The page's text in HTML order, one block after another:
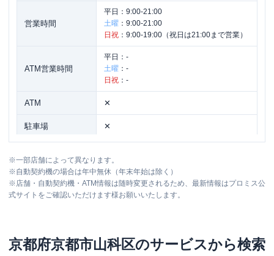
営業時間
平日： 9:00-21:00
土曜 ： 9:00-21:00
日祝 ： 9:00-19:00（祝日は21:00まで営業）
ATM営業時間
平日： -
土曜 ： -
日祝 ： -
ATM ✕
駐車場 ✕
住所
スワン山科ビル2階
アイフル 【2025/12/15閉店】１号山科店 無
営業時間
土曜：09:00-21:00
※一部店舗によって異なります。
※自動契約機の場合は年中無休（年末年始は除く）
※店舗・自動契約機・ATM情報は随時変更されるため、最新情報はプロミス公
式サイトをご確認いただけます様お願いいたします。
京都府京都市山科区のサービスから検索